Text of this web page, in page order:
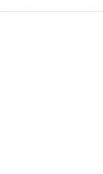
unsere Webseite
sich die ärztlichen
seit Mitte
Blick auf die Folgen
akzeptiert.